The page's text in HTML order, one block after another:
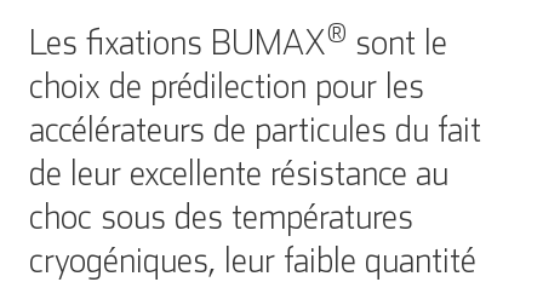
Les fixations BUMAX® sont le
choix de prédilection pour les
accélérateurs de particules du fait
de leur excellente résistance au
choc sous des températures
cryogéniques, leur faible quantité